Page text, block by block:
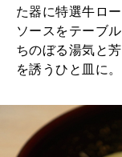
た器に特選牛ロ
ソースをテーブ
ちのぼる湯気と
を誘うひと皿に。